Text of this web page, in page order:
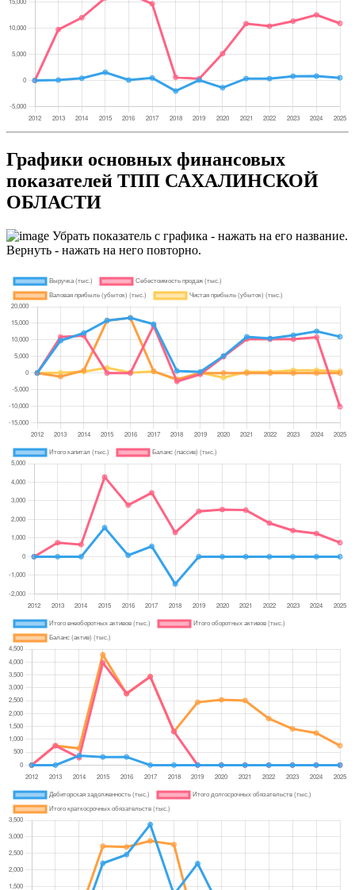
Графики основных финансовых
показателей ТПП САХАЛИНСКОЙ
ОБЛАСТИ
Убрать показатель с графика - нажать на его название.
Вернуть - нажать на него повторно.